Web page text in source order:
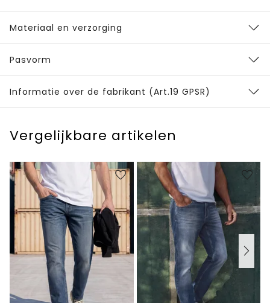
Materiaal en verzorging
Pasvorm
Informatie over de fabrikant (Art.19 GPSR)
Vergelijkbare artikelen